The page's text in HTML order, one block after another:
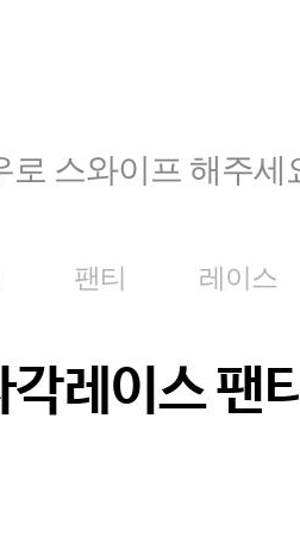
로 스와이프 해주세
팬티 레이스
각레이스 팬